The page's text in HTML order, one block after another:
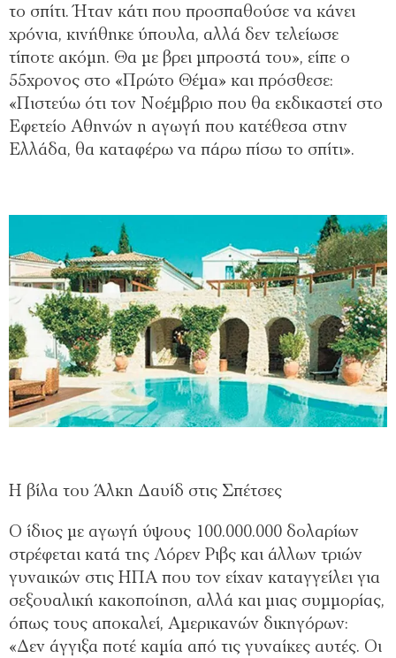
το σπίτι. Ήταν κάτι που προσπαθούσε να κάνει
χρόνια, κινήθηκε ύπουλα, αλλά δεν τελείωσε
τίποτε ακόμη. Θα με βρει μπροστά του», είπε ο
55χρονος στο «Πρώτο Θέμα» και πρόσθεσε:
«Πιστεύω ότι τον Νοέμβριο που θα εκδικαστεί στο
Εφετείο Αθηνών η αγωγή που κατέθεσα στην
Ελλάδα, θα καταφέρω να πάρω πίσω το σπίτι».
Η βίλα του Άλκη Δαυίδ στις Σπέτσες
Ο ίδιος με αγωγή ύψους 100.000.000 δολαρίων
στρέφεται κατά της Λόρεν Ριβς και άλλων τριών
γυναικών στις ΗΠΑ που τον είχαν καταγγείλει για
σεξουαλική κακοποίηση, αλλά και μιας συμμορίας,
όπως τους αποκαλεί, Αμερικανών δικηγόρων:
«Δεν άγγιξα ποτέ καμία από τις γυναίκες αυτές. Οι